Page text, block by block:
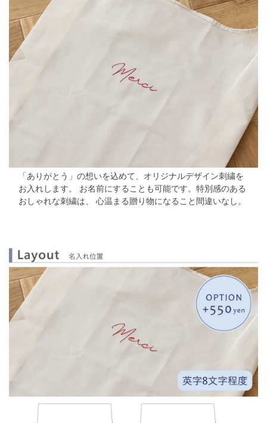
「ありがとう」の想いを込めて、オリジナルデザイン刺繍を
お入れします。
お名前にすることも可能です。特別感のある
おしゃれな刺繍は、
心温まる贈り物になること間違いなし。